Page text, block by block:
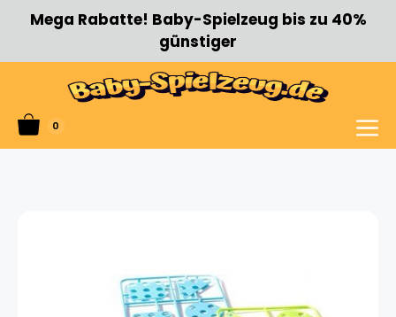
Zum
Inhalt
Mega Rabatte! Baby-Spielzeug bis zu 40%
günstiger
0
Menü